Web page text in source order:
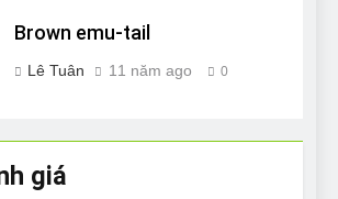
Brown emu-tail
Lê Tuân 11 năm ago 0
giá